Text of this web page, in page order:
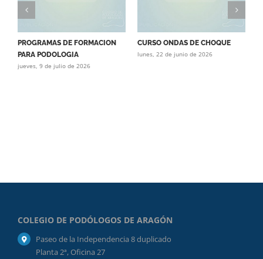
PROGRAMAS DE FORMACION
PARA PODOLOGIA
jueves, 9 de julio de 2026
CURSO ONDAS DE CHOQUE
lunes, 22 de junio de 2026
COLEGIO DE PODÓLOGOS DE ARAGÓN
Paseo de la Independencia 8 duplicado
Planta 2ª, Oficina 27